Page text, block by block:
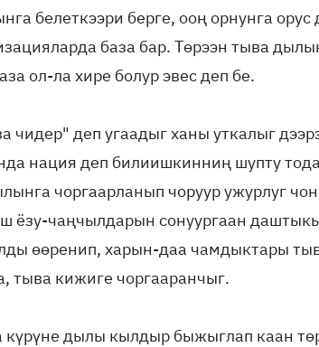
белеткээри берге, ооң орнунга орус
база бар. Төрээн тыва
ол-ла хире болур эвес деп бе.
чидер" деп угаадыг ханы уткалыг
нация деп билиишкинниң шупту
чоргаарланып чоруур ужурлуг
ёзу-чаңчылдарын сонуургаан
өөренип, харын-даа чамдыктары
тыва кижиге чоргааранчыг.
дылы кылдыр быжыглап каан